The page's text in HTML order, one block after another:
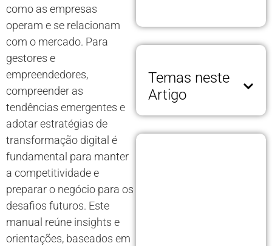
como as empresas
operam e se relacionam
com o mercado. Para
gestores e
empreendedores,
compreender as
tendências emergentes e
adotar estratégias de
transformação digital é
fundamental para manter
a competitividade e
preparar o negócio para os
desafios futuros. Este
manual reúne insights e
orientações, baseados em
Temas neste
Artigo